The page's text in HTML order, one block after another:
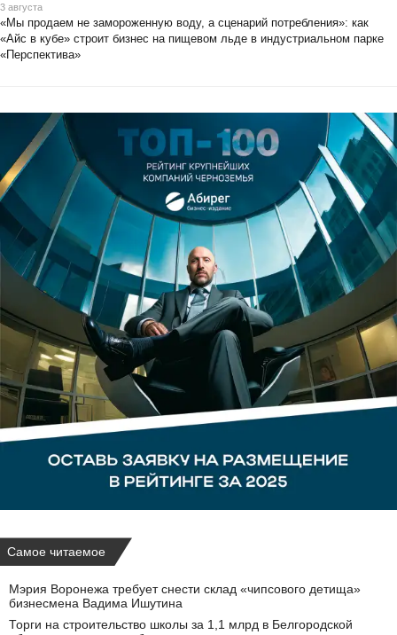
3 августа
«Мы продаем не замороженную воду, а сценарий потребления»: как
«Айс в кубе» строит бизнес на пищевом льде в индустриальном парке
«Перспектива»
Самое читаемое
Мэрия Воронежа требует снести склад «чипсового детища»
бизнесмена Вадима Ишутина
Торги на строительство школы за 1,1 млрд в Белгородской